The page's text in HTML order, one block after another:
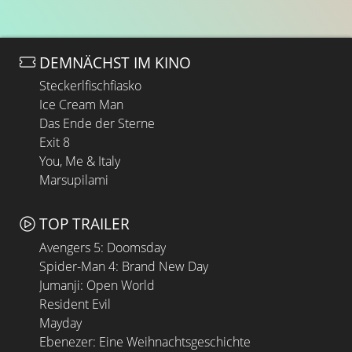
unerträglich für sie. Emma an Eriks Seite glücklich zu
sehen, während sie selbst nun ganz auf ihn verzichten
muss, nagt an ihr. Der Kummer und schlaflose Nächte
setzen ihr so stark zu, dass sie ihrer Arbeit nicht mehr wie
gewohnt nachkommen kann und sie sie schließlich sogar
verliert. Mit der Zeit wird immer offensichtlicher, dass sie
an der Situation zerbricht, und die Hausversammlung
fordert, dass Erik und Anna eine Lösung finden müssen.
Doch weder Anna noch Erik sind bereit auszuziehen. Die
Abschiede begonnen. Und schließlich wird Anna in ein
neues Leben aufbrechen …
DEMNÄCHST IM KINO
Steckerlfischfiasko
Ice Cream Man
Das Ende der Sterne
Exit 8
You, Me & Italy
Marsupilami
TOP TRAILER
Avengers 5: Doomsday
Spider-Man 4: Brand New Day
Jumanji: Open World
Resident Evil
Mayday
Ebenezer: Eine Weihnachtsgeschichte